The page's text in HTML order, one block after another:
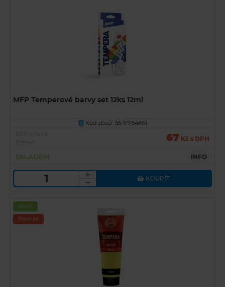
MFP Temperové barvy set 12ks 12ml
U Kód zboží: 55-97/54861
67 Kč s DPH
SKLADEM INFO
KOUPIT
Akční
Novinka